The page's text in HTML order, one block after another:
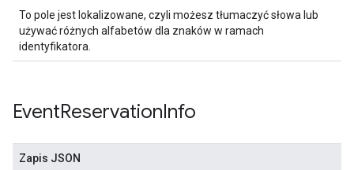
To pole jest lokalizowane, czyli możesz tłumaczyć słowa lub
używać różnych alfabetów dla znaków w ramach
identyfikatora.
EventReservationInfo
Zapis JSON